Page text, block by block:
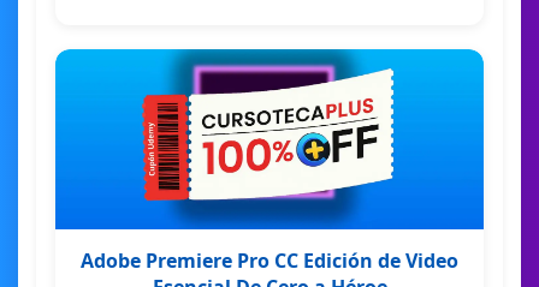
Adobe Premiere Pro CC Edición de Video